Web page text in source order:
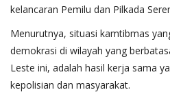
kelancaran Pemilu dan Pilkada
Menurutnya, situasi kamtibmas
demokrasi di wilayah yang
Leste ini, adalah hasil kerja sama
kepolisian dan masyarakat.